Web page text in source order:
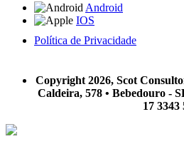
Android
IOS
Política de Privacidade
Copyright 2026, Scot
Caldeira, 578 • Bebedouro -
17 3343